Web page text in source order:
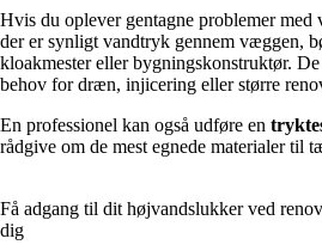
Hvis du oplever gentagne problemer
der er synligt vandtryk gennem væggen,
kloakmester eller bygningskonstruktør.
behov for dræn, injicering eller større
En professionel kan også udføre en
rådgive om de mest egnede materialer til
Få adgang til dit højvandslukker ved
dig